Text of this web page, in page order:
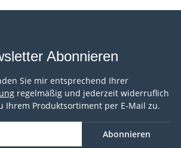
Abonnieren
Sie mir entsprechend Ihrer
regelmäßig und jederzeit widerruflich
Ihrem Produktsortiment per E-Mail zu.
Abonnieren